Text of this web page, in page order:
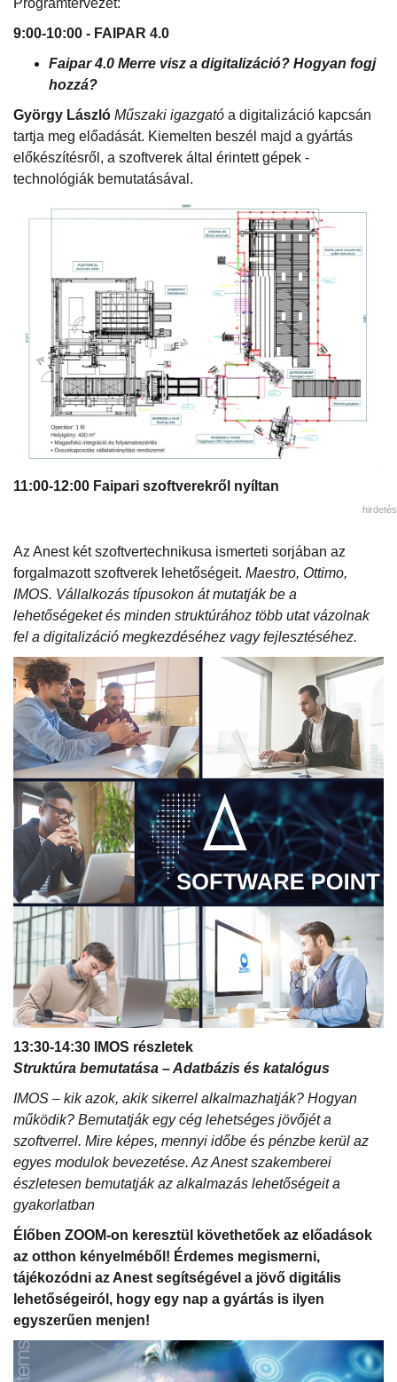
9:00-10:00 - FAIPAR 4.0
Faipar 4.0 Merre visz a digitalizáció? Hogyan fogj
hozzá?
György László Műszaki igazgató a digitalizáció kapcsán
tartja meg előadását. Kiemelten beszél majd a gyártás
előkészítésről, a szoftverek által érintett gépek -
technológiák bemutatásával.
11:00-12:00 Faipari szoftverekről nyíltan
hirdetés
Az Anest két szoftvertechnikusa ismerteti sorjában az
forgalmazott szoftverek lehetőségeit. Maestro, Ottimo,
IMOS. Vállalkozás típusokon át mutatják be a
lehetőségeket és minden struktúrához több utat vázolnak
fel a digitalizáció megkezdéséhez vagy fejlesztéséhez.
13:30-14:30 IMOS részletek
Struktúra bemutatása – Adatbázis és katalógus
IMOS – kik azok, akik sikerrel alkalmazhatják? Hogyan
működik? Bemutatják egy cég lehetséges jövőjét a
szoftverrel. Mire képes, mennyi időbe és pénzbe kerül az
egyes modulok bevezetése. Az Anest szakemberei
észletesen bemutatják az alkalmazás lehetőségeit a
gyakorlatban
Élőben ZOOM-on keresztül követhetőek az előadások
az otthon kényelméből! Érdemes megismerni,
tájékozódni az Anest segítségével a jövő digitális
lehetőségeiról, hogy egy nap a gyártás is ilyen
egyszerűen menjen!